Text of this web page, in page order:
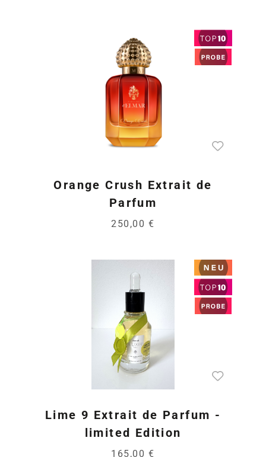
Orange Crush Extrait de
Parfum
250,00 €
Lime 9 Extrait de Parfum -
limited Edition
165,00 €